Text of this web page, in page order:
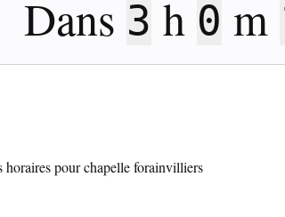
Dans3h0
horaires pour chapelle forainvilliers